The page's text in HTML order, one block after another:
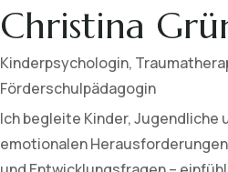
Christina
Kinderpsychologin,
Förderschulpädagogin
Ich begleite Kinder, Jugendliche
emotionalen